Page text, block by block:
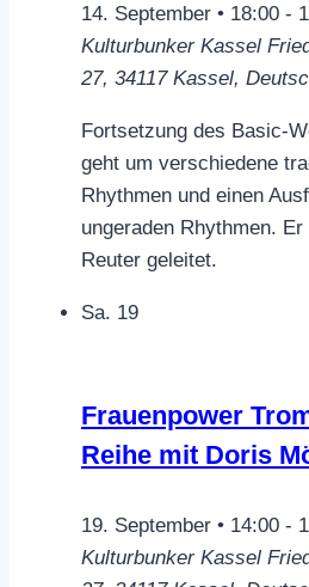
14. September • 18:00 -
Kulturbunker Kassel
27, 34117 Kassel,
Fortsetzung des Basic-
geht um verschiedene
Rhythmen und einen
ungeraden Rhythmen.
Reuter geleitet.
Sa. 19
Frauenpower
Reihe mit Doris
19. September • 14:00 -
Kulturbunker Kassel